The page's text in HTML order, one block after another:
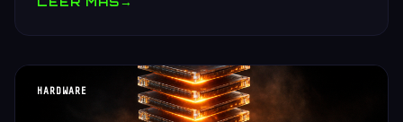
HARDWARE